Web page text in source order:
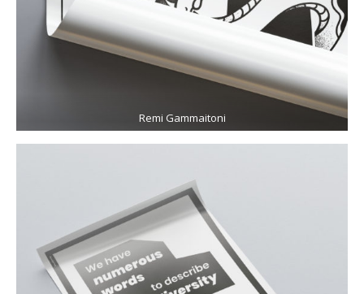
Remi Gammaitoni